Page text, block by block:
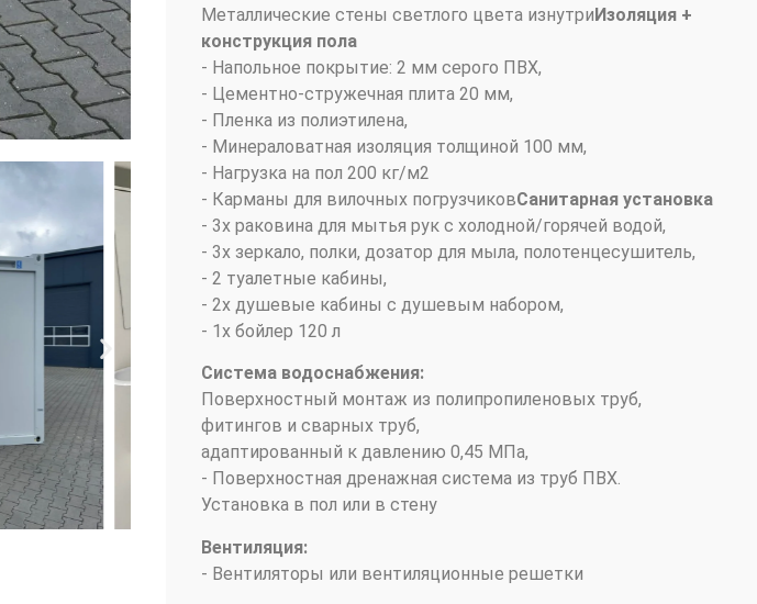
Металлические стены светлого цвета изнутриИзоляция +
конструкция пола
- Напольное покрытие: 2 мм серого ПВХ,
- Цементно-стружечная плита 20 мм,
- Пленка из полиэтилена,
- Минераловатная изоляция толщиной 100 мм,
- Нагрузка на пол 200 кг/м2
- Карманы для вилочных погрузчиковСанитарная установка
- 3x раковина для мытья рук с холодной/горячей водой,
- 3x зеркало, полки, дозатор для мыла, полотенцесушитель,
- 2 туалетные кабины,
- 2x душевые кабины с душевым набором,
- 1x бойлер 120 л
Система водоснабжения:
Поверхностный монтаж из полипропиленовых труб,
фитингов и сварных труб,
адаптированный к давлению 0,45 МПа,
- Поверхностная дренажная система из труб ПВХ.
Установка в пол или в стену
Вентиляция:
- Вентиляторы или вентиляционные решетки